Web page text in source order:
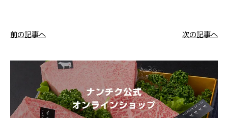
前の記事へ 次の記事へ